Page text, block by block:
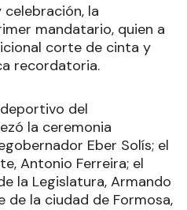
celebración, la
mandatario, quien a
corte de cinta y
recordatoria.
del
la ceremonia
Eber Solís; el
Antonio Ferreira; el
la Legislatura, Armando
de la ciudad de Formosa,